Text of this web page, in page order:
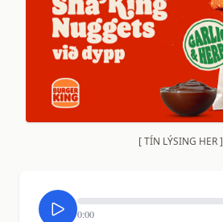
[ TÍN LÝSING HER ]
0:00